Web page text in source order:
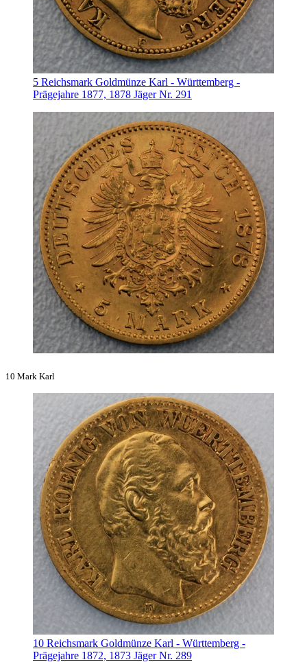
5 Reichsmark Goldmünze Karl - Württemberg -
Prägejahre 1877, 1878 Jäger Nr. 291
10 Mark Karl
10 Reichsmark Goldmünze Karl - Württemberg -
Prägejahre 1872, 1873 Jäger Nr. 289